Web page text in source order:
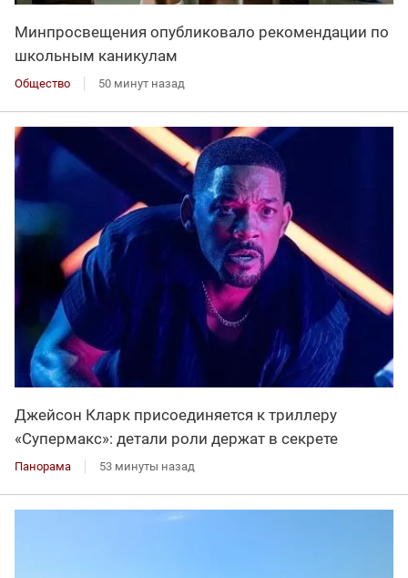
Минпросвещения опубликовало рекомендации по
школьным каникулам
Общество 50 минут назад
Джейсон Кларк присоединяется к триллеру
«Супермакс»: детали роли держат в секрете
Панорама 53 минуты назад